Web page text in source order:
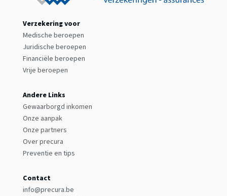
Verzekering voor
Medische beroepen
Juridische beroepen
Financiële beroepen
Vrije beroepen
Andere Links
Gewaarborgd inkomen
Onze aanpak
Onze partners
Over precura
Preventie en tips
Contact
info@precura.be